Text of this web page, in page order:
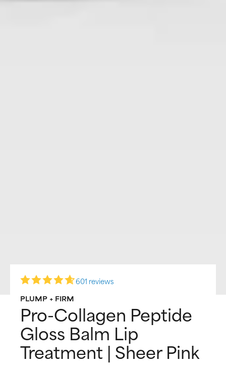
601 reviews
PLUMP + FIRM
Pro-Collagen Peptide
Gloss Balm Lip
Treatment | Sheer Pink